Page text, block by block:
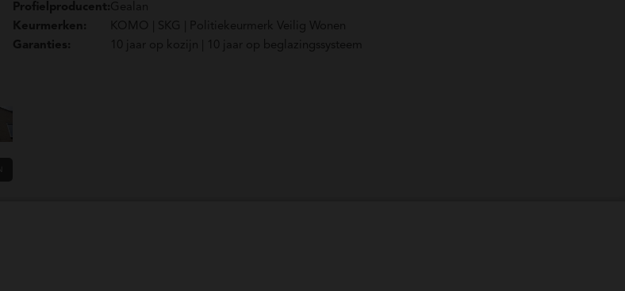
Profielproducent:
Keurmerken:
Garanties:
Gealan
KOMO | SKG | Politiekeurmerk Veilig Wonen
10 jaar op kozijn | 10 jaar op beglazingssysteem